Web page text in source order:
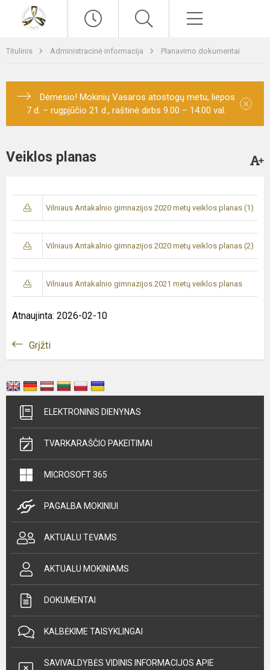
Titulinis Administracinė informacija Planavimo dokumentai
Dėmesio! Mokinių Vasaros atostogų metu, liepos
7 d. – rugpjūčio 21 d., raštinė dirbs 9.00 – 14.00 val.
×
Veiklos planas
Vilniaus Antakalnio gimnazijos 2020 metų veiklos planas (1)
Vilniaus Antakalnio gimnazijos 2020 metų veiklos planas (2)
Vilniaus Antakalnio gimnazijos 2021 metų veiklos planas
Atnaujinta: 2026-02-10
Grįžti
ELEKTRONINIS DIENYNAS
TVARKARAŠČIO PAKEITIMAI
MICROSOFT 365
PAGALBA MOKINIUI
AKTUALU TĖVAMS
AKTUALU MOKINIAMS
DOKUMENTAI
KALBĖKIME TAISYKLINGAI
SAVIVALDYBĖS VIDINIS INFORMACIJOS APIE